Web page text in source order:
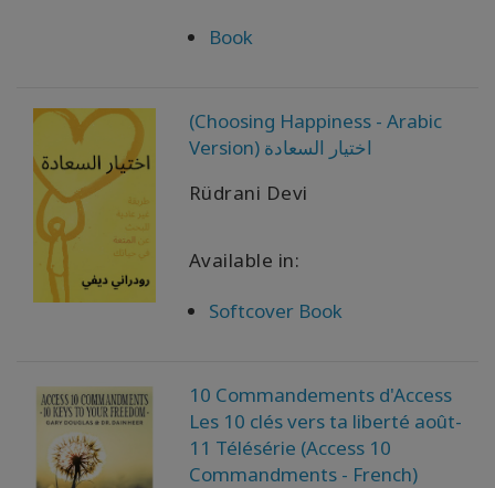
者
表
示
す
る
言
語
品
WISHLIST
Book
(Choosing Happiness - Arabic
Version) اختيار السعادة
Rüdrani Devi
Available in:
Softcover Book
10 Commandements d'Access
Les 10 clés vers ta liberté août-
11 Télésérie (Access 10
Commandments - French)